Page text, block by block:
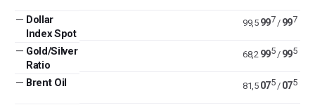
— Dollar
Index Spot
99,5 997 / 997
— Gold/Silver
Ratio
68,2 995/ 995
— Brent Oil 81,5 075/ 075